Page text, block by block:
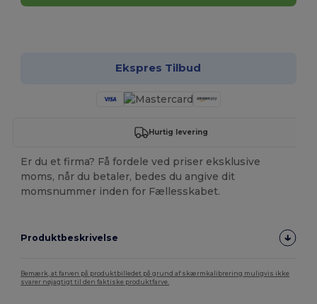
Ekspres Tilbud
Hurtig levering
Er du et firma? Få fordele ved priser eksklusive
moms, når du betaler, bedes du angive dit
momsnummer inden for Fællesskabet.
Produktbeskrivelse
Bemærk, at farven på produktbilledet på grund af skærmkalibrering muligvis ikke
svarer nøjagtigt til den faktiske produktfarve.